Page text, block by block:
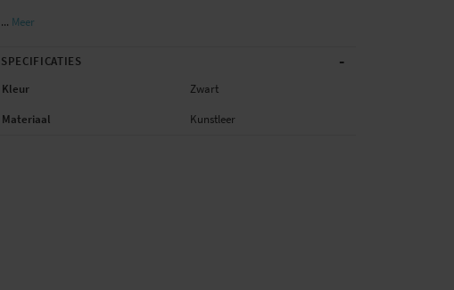
... Meer
SPECIFICATIES -
Kleur
Zwart
Materiaal
Kunstleer